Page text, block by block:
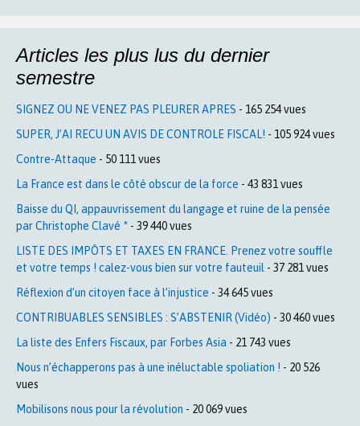
Articles les plus lus du dernier
semestre
SIGNEZ OU NE VENEZ PAS PLEURER APRES - 165 254 vues
SUPER, J’AI RECU UN AVIS DE CONTROLE FISCAL! - 105 924 vues
Contre-Attaque - 50 111 vues
La France est dans le côté obscur de la force - 43 831 vues
Baisse du QI, appauvrissement du langage et ruine de la pensée
par Christophe Clavé * - 39 440 vues
LISTE DES IMPÔTS ET TAXES EN FRANCE. Prenez votre souffle
et votre temps ! calez-vous bien sur votre fauteuil - 37 281 vues
Réflexion d’un citoyen face à l’injustice - 34 645 vues
CONTRIBUABLES SENSIBLES : S’ABSTENIR (Vidéo) - 30 460 vues
La liste des Enfers Fiscaux, par Forbes Asia - 21 743 vues
Nous n’échapperons pas à une inéluctable spoliation ! - 20 526
vues
Mobilisons nous pour la révolution - 20 069 vues